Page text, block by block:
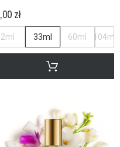
zł
2ml 33ml 60ml 104ml